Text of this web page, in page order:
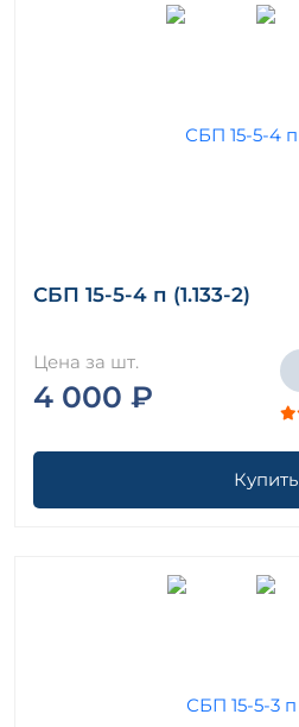
СБП 15-5-4 п (1.133-2)
Цена за шт.
4 000 ₽
Купить